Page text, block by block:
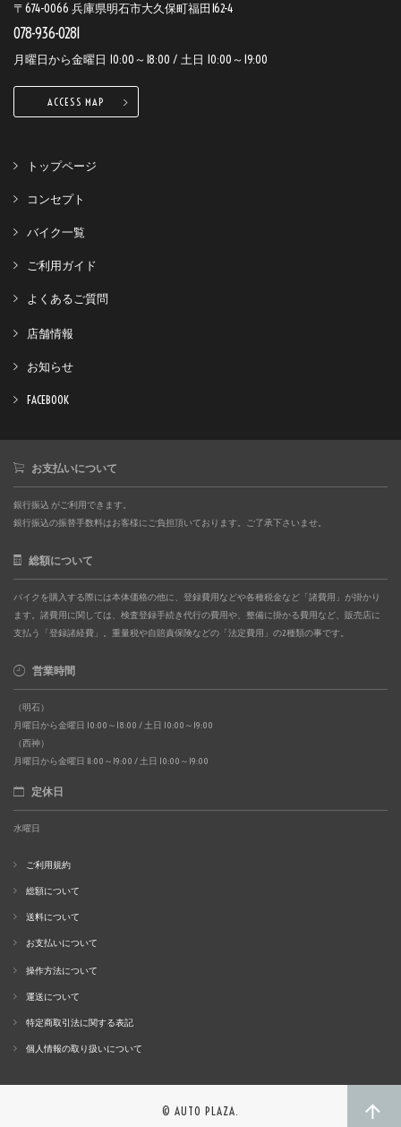
〒674-0066 兵庫県明石市大久保町福田162-4
078-936-0281
月曜日から金曜日 10:00～18:00 / 土日 10:00～19:00
ACCESS MAP
トップページ
コンセプト
バイク一覧
ご利用ガイド
よくあるご質問
店舗情報
お知らせ
FACEBOOK
お支払いについて
銀行振込 がご利用できます。
銀行振込の振替手数料はお客様にご負担頂いております。ご了承下さいませ。
総額について
バイクを購入する際には本体価格の他に、登録費用などや各種税金など「諸費用」が掛かり
ます。諸費用に関しては、検査登録手続き代行の費用や、整備に掛かる費用など、販売店に
支払う「登録諸経費」。重量税や自賠責保険などの「法定費用」の2種類の事です。
営業時間
（明石）
月曜日から金曜日 10:00～18:00 / 土日 10:00～19:00
（西神）
月曜日から金曜日 11:00～19:00 / 土日 10:00～19:00
定休日
水曜日
ご利用規約
総額について
送料について
お支払いについて
操作方法について
運送について
特定商取引法に関する表記
個人情報の取り扱いについて
© AUTO PLAZA.